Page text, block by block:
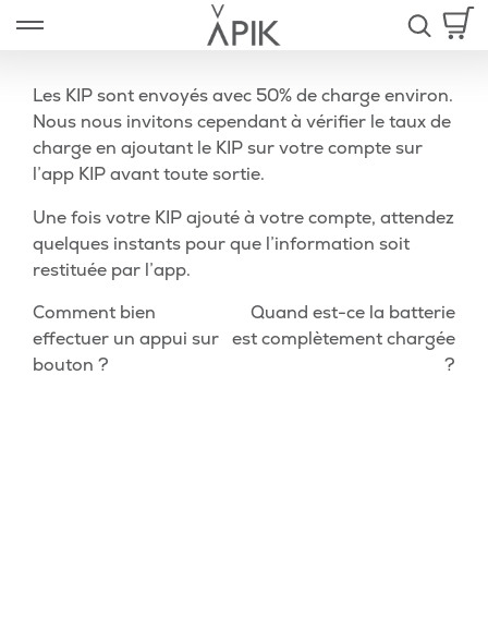
Open left Panel
Les KIP sont envoyés avec 50% de charge environ.
Nous nous invitons cependant à vérifier le taux de
charge en ajoutant le KIP sur votre compte sur
l’app KIP avant toute sortie.
Une fois votre KIP ajouté à votre compte, attendez
quelques instants pour que l’information soit
restituée par l’app.
Navigation
de
Article
précédent
Comment bien
effectuer un appui sur
bouton ?
Quand est-ce la batterie
est complètement chargée
?